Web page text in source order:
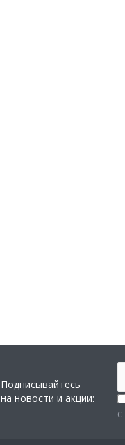
Подписывайтесь
на новости и акции:
с